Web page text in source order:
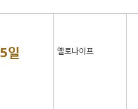
5일 옐로나이프